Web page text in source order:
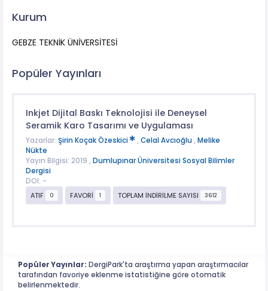
Kurum
GEBZE TEKNİK ÜNİVERSİTESİ
Popüler Yayınları
Inkjet Dijital Baskı Teknolojisi ile Deneysel
Seramik Karo Tasarımı ve Uygulaması
Yazarlar: Şirin Koçak Özeskici , Celal Avcıoğlu , Melike
Nükte
Yayın Bilgisi: 2019 , Dumlupınar Üniversitesi Sosyal Bilimler
Dergisi
DOI: -
ATIF
0 FAVORİ 1 TOPLAM İNDİRİLME SAYISI 3612
Popüler Yayınlar: DergiPark'ta araştırma yapan araştırmacılar
tarafından favoriye eklenme istatistiğine göre otomatik
belirlenmektedir.